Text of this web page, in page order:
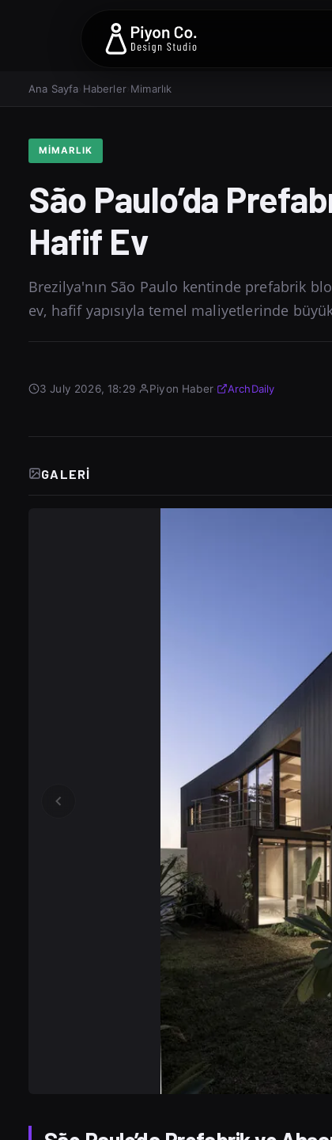
Ana Sayfa Haberler› Mimarlık
MIMARLIK
São Paulo’da
Hafif Ev
Brezilya'nın São Paulo kentinde prefabrik
ev, hafif yapısıyla temel maliyetlerinde
3 July 2026, 18:29· Piyon Haber· ArchDaily
GALERI